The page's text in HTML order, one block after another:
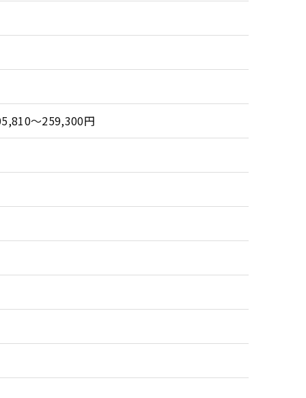
〜259,300円